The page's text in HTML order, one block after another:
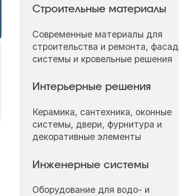
Строительные материалы
Современные материалы для
строительства и ремонта,
системы и кровельные решения
Интерьерные решения
Керамика, сантехника, оконные
системы, двери, фурнитура и
декоративные элементы
Инженерные системы
Оборудование для водо- и